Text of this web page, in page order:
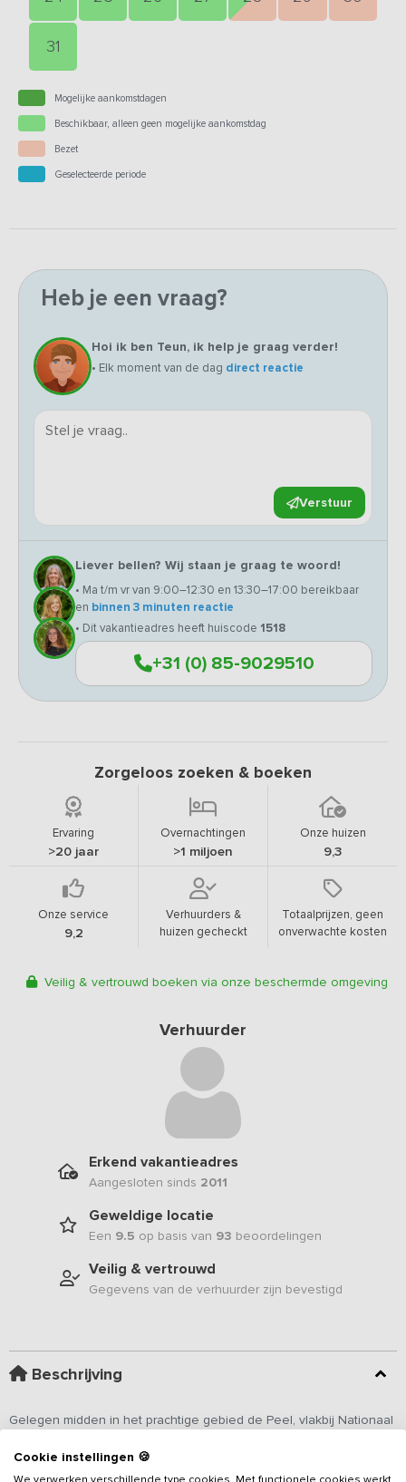
31
Mogelijke aankomstdagen
Beschikbaar, alleen geen mogelijke aankomstdag
Bezet
Geselecteerde periode
Heb je een vraag?
Hoi ik ben Teun, ik help je graag verder!
• Elk moment van de dag direct reactie
Verstuur
Liever bellen? Wij staan je graag te woord!
• Ma t/m vr van 9:00–12:30 en 13:30–17:00 bereikbaar
en binnen 3 minuten reactie
• Dit vakantieadres heeft huiscode 1518
+31 (0) 85-9029510
Zorgeloos zoeken & boeken
Ervaring
>20 jaar
Overnachtingen
>1 miljoen
Onze huizen
9,3
Onze service
9,2
Verhuurders &
huizen gecheckt
Totaalprijzen, geen
onverwachte kosten
Veilig & vertrouwd boeken via onze beschermde omgeving
Verhuurder
Erkend vakantieadres
Aangesloten sinds 2011
Geweldige locatie
Een 9.5 op basis van 93 beoordelingen
Veilig & vertrouwd
Gegevens van de verhuurder zijn bevestigd
Beschrijving
Gelegen midden in het prachtige gebied de Peel, vlakbij Nationaal
perfect uitgaanspunt om te wandelen, te fietsen en te genieten
van de omgeving. Met 7 slaapkamers, 5 luxe badkamers en een
Cookie instellingen 🍪
We verwerken verschillende type cookies. Met functionele cookies werkt